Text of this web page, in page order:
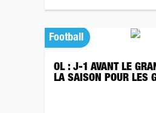
Football
OL : J-1 AVANT LE
LA SAISON POUR LES